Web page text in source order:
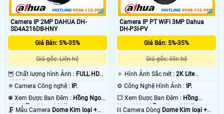
Camera IP 2MP DAHUA DH-
SD4A216DB-HNY
Giá Bán: 5%-35%
Giá gốc: Liên hệ
🦉 Chất lượng hình Ảnh : FULL HD
1080P .
✳️ Camera Công nghệ : IP.
❃ Xem Được Ban Đêm : Hồng Ngoại
10m Hồng Ngoại SMD.
🗜️ Mẫu Camera Dome Kim loại +
Camera IP PT WiFi 3MP Dahua
DH-P3I-PV
Giá Bán: 5%-35%
Giá gốc: liên hệ
🔅 Hình Ảnh Sắc nét :2K Lite .
⚙ Công Nghệ Hình Ảnh : IP.
💥 Xem Được Ban Đêm : Hồng
Ngoại 10m Hồng Ngoại SMD.
⛓ Camera Dòng Dome Kim loại +